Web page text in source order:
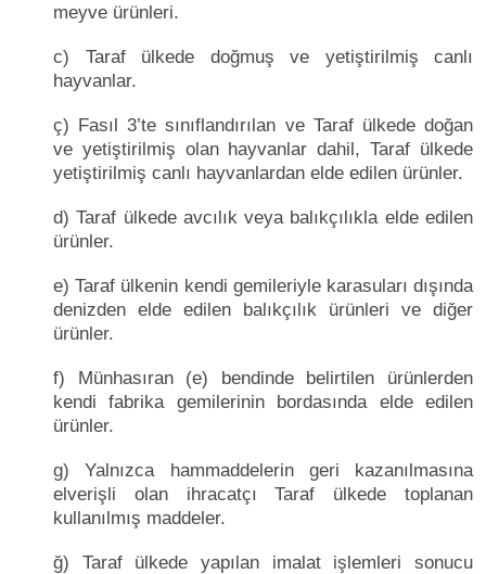
meyve ürünleri.
c) Taraf ülkede doğmuş ve yetiştirilmiş canlı
hayvanlar.
ç) Fasıl 3’te sınıflandırılan ve Taraf ülkede doğan
ve yetiştirilmiş olan hayvanlar dahil, Taraf ülkede
yetiştirilmiş canlı hayvanlardan elde edilen ürünler.
d) Taraf ülkede avcılık veya balıkçılıkla elde edilen
ürünler.
e) Taraf ülkenin kendi gemileriyle karasuları dışında
denizden elde edilen balıkçılık ürünleri ve diğer
ürünler.
f) Münhasıran (e) bendinde belirtilen ürünlerden
kendi fabrika gemilerinin bordasında elde edilen
ürünler.
g) Yalnızca hammaddelerin geri kazanılmasına
elverişli olan ihracatçı Taraf ülkede toplanan
kullanılmış maddeler.
ğ) Taraf ülkede yapılan imalat işlemleri sonucu